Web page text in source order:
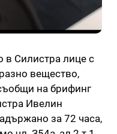
Силистра лице с
вещество,
на брифинг
Ивелин
за 72 часа,